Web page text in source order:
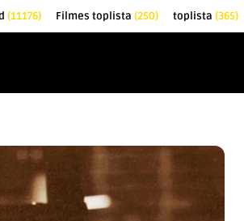
(11176) Filmes toplista (250) toplista (365)